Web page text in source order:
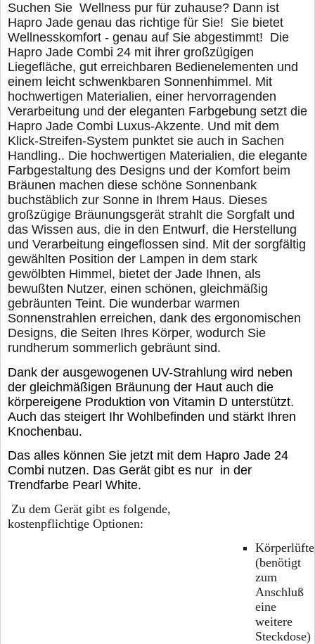
Suchen Sie Wellness pur für zuhause? Dann ist
Hapro Jade genau das richtige für Sie! Sie bietet
Wellnesskomfort - genau auf Sie abgestimmt! Die
Hapro Jade Combi 24 mit ihrer großzügigen
Liegefläche, gut erreichbaren Bedienelementen und
einem leicht schwenkbaren Sonnenhimmel. Mit
hochwertigen Materialien, einer hervorragenden
Verarbeitung und der eleganten Farbgebung setzt die
Hapro Jade Combi Luxus-Akzente. Und mit dem
Klick-Streifen-System punktet sie auch in Sachen
Handling.. Die hochwertigen Materialien, die elegante
Farbgestaltung des Designs und der Komfort beim
Bräunen machen diese schöne Sonnenbank
buchstäblich zur Sonne in Ihrem Haus. Dieses
großzügige Bräunungsgerät strahlt die Sorgfalt und
das Wissen aus, die in den Entwurf, die Herstellung
und Verarbeitung eingeflossen sind. Mit der sorgfältig
gewählten Position der Lampen in dem stark
gewölbten Himmel, bietet der Jade Ihnen, als
bewußten Nutzer, einen schönen, gleichmäßig
gebräunten Teint. Die wunderbar warmen
Sonnenstrahlen erreichen, dank des ergonomischen
Designs, die Seiten Ihres Körper, wodurch Sie
rundherum sommerlich gebräunt sind.
Dank der ausgewogenen UV-Strahlung wird neben
der gleichmäßigen Bräunung der Haut auch die
körpereigene Produktion von Vitamin D unterstützt.
Auch das steigert Ihr Wohlbefinden und stärkt Ihren
Knochenbau.
Das alles können Sie jetzt mit dem Hapro Jade 24
Combi nutzen. Das Gerät gibt es nur in der
Trendfarbe Pearl White.
Zu dem Gerät gibt es folgende,
kostenpflichtige Optionen:
(benötigt
zum
Anschluß
eine
weitere
Steckdose)